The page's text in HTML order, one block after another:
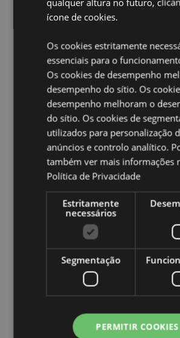
Chipre, República Tcheca,
Finlândia (Continental), França
Guadalupe, Guernsey (Ilhas do
(Cidade do Vaticano), Hungria,
de Man (Reino Unido), Itália
do Canal), Kosovo, Letônia,
Luxemburgo, Macedônia do Norte,
(Portugal), Malta, Martinica,
Montenegro, Países Baixos,
Portugal (Continental), Reunião,
Martinho (parte francesa), Sérvia,
Eslováquia, Eslovênia, Espanha
Suíça, Turquia, Ucrânia, Reino
Reino Unido (Irlanda do Norte,
Feriado Sazonal/Ocasião Festiva:
Ampliar informação:
a nossa Guia de informação para
ícone de cookies.
Os cookies estritamente
essenciais para o
Os cookies de desempenho
desempenho do sítio. Os
desempenho melhoram o
do sítio. Os cookies de
utilizados para personalização
anúncios e controlo analítico.
também ver mais informações
Política de Privacidade
Estritamente
necessários
Segmentação
PERMITIR COOKIES